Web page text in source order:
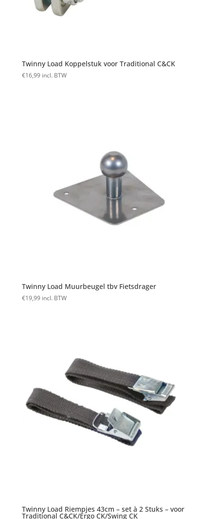
Twinny Load Koppelstuk voor Traditional C&CK
€16,99 incl. BTW
Twinny Load Muurbeugel tbv Fietsdrager
€19,99 incl. BTW
Twinny Load Riempjes 43cm – set à 2 Stuks – voor
Traditional C&CK/Ergo CK/Swing CK